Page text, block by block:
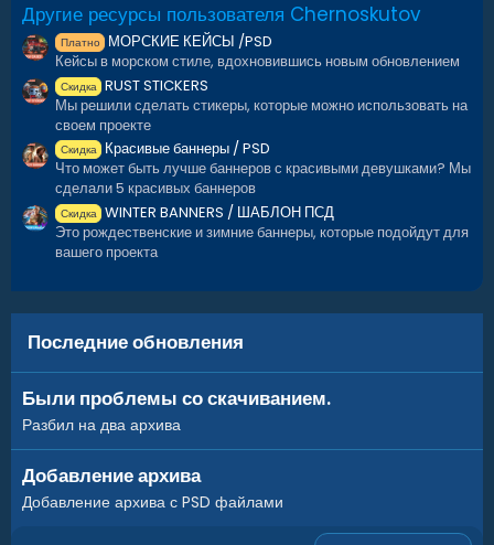
Другие ресурсы пользователя Chernoskutov
Платно МОРСКИЕ КЕЙСЫ /PSD
Кейсы в морском стиле, вдохновившись новым обновлением
Скидка RUST STICKERS
Мы решили сделать стикеры, которые можно использовать на
своем проекте
Скидка Красивые баннеры / PSD
Что может быть лучше баннеров с красивыми девушками? Мы
сделали 5 красивых баннеров
Скидка WINTER BANNERS / ШАБЛОН ПСД
Это рождественские и зимние баннеры, которые подойдут для
вашего проекта
Последние обновления
Были проблемы со скачиванием.
Разбил на два архива
Добавление архива
Добавление архива с PSD файлами